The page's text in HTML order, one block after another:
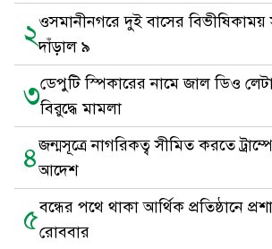
২ওসমানীনগরে দুই বাসের বিভীষিকাময়
দাঁড়াল ৯
৩ডেপুটি স্পিকারের নামে জাল ডিও
বিরুদ্ধে মামলা
৪জন্মসূত্রে নাগরিকত্ব সীমিত করতে
আদেশ
৫বন্ধের পথে থাকা আর্থিক প্রতিষ্ঠানে
রোববার